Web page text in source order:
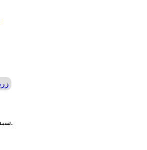
سبد خرید شما خالی است.